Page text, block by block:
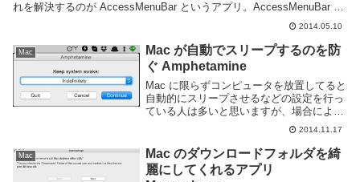
れを解決するのが AccessMenuBar というアプリ。AccessMenuBar の
2014.05.10
Mac
Mac が自動でスリープするのを防
ぐ Amphetamine
Mac に限らずコンピュータを放置してると
自動的にスリープさせるなどの設定を行っ
ている人は多いと思いますが、場合によっ
ては常に起動しっぱなしにしておきたい場
合もあります。このような目的の場合、よ
く Caffeine というアプリを利用する人...
2014.11.17
Mac
Mac のダウンロードフォルダを綺
麗にしてくれるアプリ